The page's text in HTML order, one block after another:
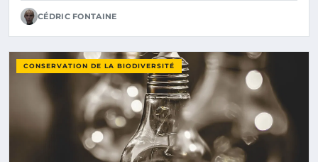
CÉDRIC FONTAINE
CONSERVATION DE LA BIODIVERSITÉ